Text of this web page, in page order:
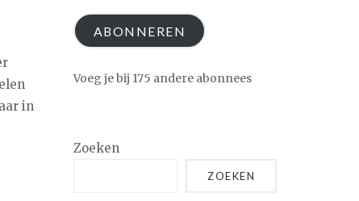
in
ABONNEREN
Voeg je bij 175 andere abonnees
Zoeken
ZOEKEN